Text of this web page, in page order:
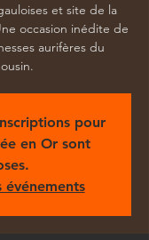
et site de la
occasion inédite de
aurifères du
pour
en Or sont
événements